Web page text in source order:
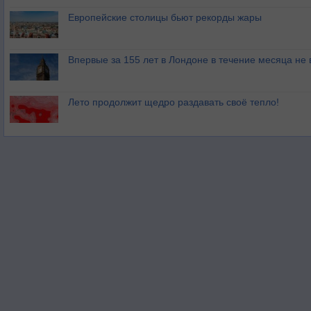
Европейские столицы бьют рекорды жары
Впервые за 155 лет в Лондоне в течение месяца не
Лето продолжит щедро раздавать своё тепло!